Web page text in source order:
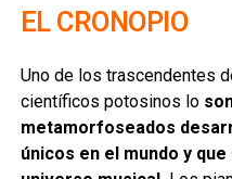
prestaciones, pagan sus
mucha de la labor que
términos de diagnóstico e
poblacionales en los que,
gobierno no tiene
ejemplo organizaciones
Mexicanos contra la
EL CRONOPIO
Uno de los trascendentes
científicos potosinos lo
metamorfoseados
únicos en el mundo y